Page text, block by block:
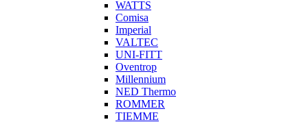
WATTS
Comisa
Imperial
VALTEC
UNI-FITT
Oventrop
Millennium
NED Thermo
ROMMER
TIEMME